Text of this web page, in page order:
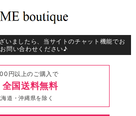
いましたら、当サイトのチャット機能でお
問い合わせください♪
円以上のご購入で
全国送料無料
海道・沖縄県を除く